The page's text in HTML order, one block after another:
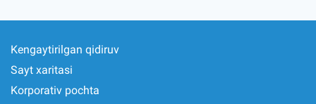
Kengaytirilgan qidiruv
Sayt xaritasi
Korporativ pochta